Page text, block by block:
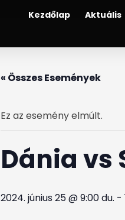
Kezdőlap Aktuális
« Összes Események
Ez az esemény elmúlt.
Dánia vs
2024. június 25 @ 9:00 du. -